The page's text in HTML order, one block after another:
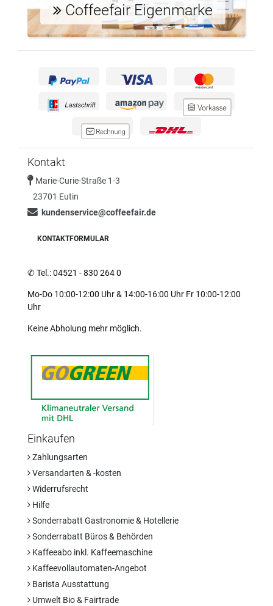
Coffeefair Eigenmarke
Kontakt
Marie-Curie-Straße 1-3
23701 Eutin
kundenservice@coffeefair.de
KONTAKTFORMULAR
✆Tel.: 04521 - 830 264 0
Mo-Do 10:00-12:00 Uhr & 14:00-16:00 Uhr Fr 10:00-12:00
Uhr
Keine Abholung mehr möglich.
Einkaufen
Zahlungsarten
Versandarten & -kosten
Widerrufsrecht
Hilfe
Sonderrabatt Gastronomie & Hotellerie
Sonderrabatt Büros & Behörden
Kaffeeabo inkl. Kaffeemaschine
Kaffeevollautomaten-Angebot
Barista Ausstattung
Umwelt Bio & Fairtrade